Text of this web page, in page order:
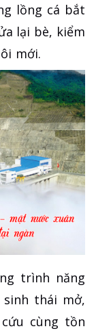
lồng cá bắt
lại bè, kiểm
mới.
trình năng
thái mở,
cùng tồn